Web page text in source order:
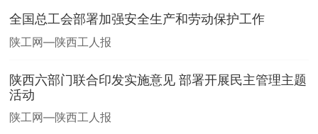
全国总工会部署加强安全生产和劳动保护工作
陕工网—陕西工人报
陕西六部门联合印发实施意见 部署开展民主管理主题
活动
陕工网—陕西工人报